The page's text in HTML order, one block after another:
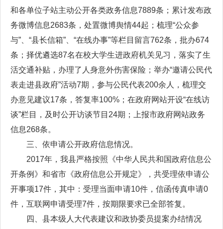
和各单位子站主动公开各类政务信息7889条；累计发布政
务微博信息2683条，处置微博舆情44起；梳理“公众参
与”、“县长信箱”、“在线办事”等栏目留言762条，批办674
条；择优遴选87名在校大学生进政府机关见习，落实了生
活交通补贴，办理了人身意外伤害保险；举办“邀请公民代
表走进县政府”活动7期，参与公民代表200余人，梳理交
办意见建议17条，答复率100%；在政府网站开设“在线访
谈”栏目，及时公开访谈节目24期；上报市政府网站政务
信息268条。
三、依申请公开政府信息情况。
2017年，我县严格按照《中华人民共和国政府信息公
开条例》和省市《政府信息公开规定》，共受理依申请公
开事项17件，其中：受理当面申请10件，信函传真申请0
件，互联网申请受理7件，按期限要求已全部答复。
四、县本级人大代表建议和政协委员提案办结情况